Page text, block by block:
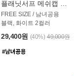
FREE SIZE / 남녀공용
블랙, 화이트 2컬러
29,400원 (40%) 49,000원